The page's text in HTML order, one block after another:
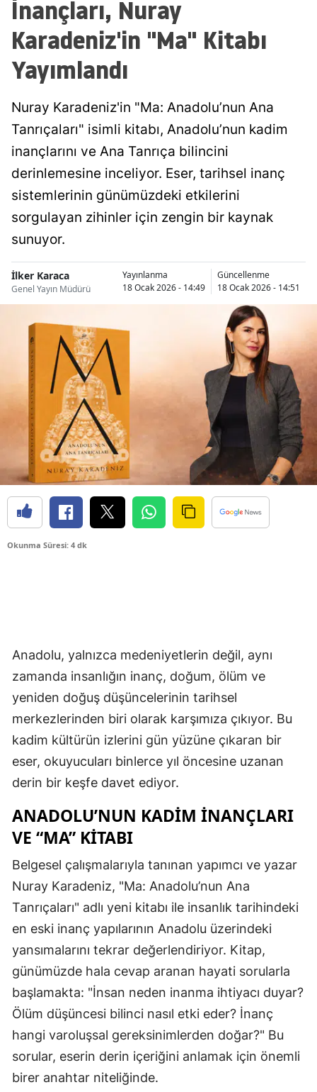
İnançları, Nuray
Karadeniz'in "Ma" Kitabı
Yayımlandı
Nuray Karadeniz'in "Ma: Anadolu’nun Ana
Tanrıçaları" isimli kitabı, Anadolu’nun kadim
inançlarını ve Ana Tanrıça bilincini
derinlemesine inceliyor. Eser, tarihsel inanç
sistemlerinin günümüzdeki etkilerini
sorgulayan zihinler için zengin bir kaynak
sunuyor.
İlker Karaca
Genel Yayın Müdürü
Yayınlanma
18 Ocak 2026 - 14:49
Güncellenme
18 Ocak 2026 - 14:51
Okunma Süresi: 4 dk
Anadolu, yalnızca medeniyetlerin değil, aynı
zamanda insanlığın inanç, doğum, ölüm ve
yeniden doğuş düşüncelerinin tarihsel
merkezlerinden biri olarak karşımıza çıkıyor. Bu
kadim kültürün izlerini gün yüzüne çıkaran bir
eser, okuyucuları binlerce yıl öncesine uzanan
derin bir keşfe davet ediyor.
ANADOLU’NUN KADIM İNANÇLARI
VE “MA” KITABI
Belgesel çalışmalarıyla tanınan yapımcı ve yazar
Nuray Karadeniz, "Ma: Anadolu’nun Ana
Tanrıçaları" adlı yeni kitabı ile insanlık tarihindeki
en eski inanç yapılarının Anadolu üzerindeki
yansımalarını tekrar değerlendiriyor. Kitap,
günümüzde hala cevap aranan hayati sorularla
başlamakta: "İnsan neden inanma ihtiyacı duyar?
Ölüm düşüncesi bilinci nasıl etki eder? İnanç
hangi varoluşsal gereksinimlerden doğar?" Bu
sorular, eserin derin içeriğini anlamak için önemli
birer anahtar niteliğinde.